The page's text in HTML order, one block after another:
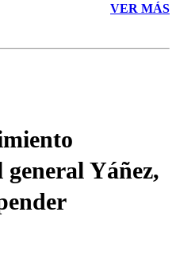
VER MÁS
Yáñez,